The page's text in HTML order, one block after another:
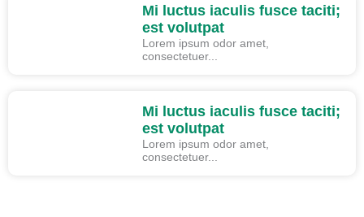
Mi luctus iaculis fusce taciti;
est volutpat
Lorem ipsum odor amet,
consectetuer...
Mi luctus iaculis fusce taciti;
est volutpat
Lorem ipsum odor amet,
consectetuer...